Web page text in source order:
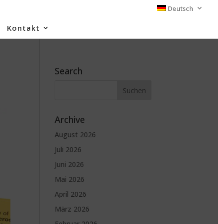
Deutsch
Kontakt
Search
Archive
August 2026
Juli 2026
Juni 2026
Mai 2026
April 2026
März 2026